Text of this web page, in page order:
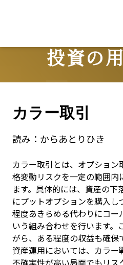
投資の
カラー取引
読み： からあとりひき
カラー取引とは、オプショ
格変動リスクを一定の範囲内
ます。具体的には、資産の下
にプットオプションを購入し
程度あきらめる代わりにコー
いう組み合わせを行います。
がら、ある程度の収益も確保
資産運用においては、カラ
不確実性が高い局面でもリ